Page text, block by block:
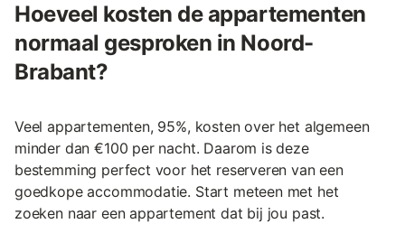
Hoeveel kosten de appartementen
normaal gesproken in Noord-
Brabant?
Veel appartementen, 95%, kosten over het algemeen
minder dan €100 per nacht. Daarom is deze
bestemming perfect voor het reserveren van een
goedkope accommodatie. Start meteen met het
zoeken naar een appartement dat bij jou past.